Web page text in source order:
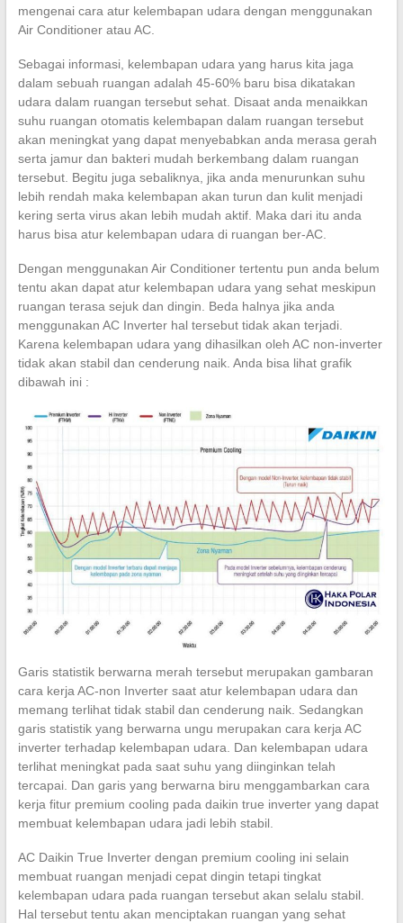
mengenai cara atur kelembapan udara dengan menggunakan
Air Conditioner atau AC.
Sebagai informasi, kelembapan udara yang harus kita jaga
dalam sebuah ruangan adalah 45-60% baru bisa dikatakan
udara dalam ruangan tersebut sehat. Disaat anda menaikkan
suhu ruangan otomatis kelembapan dalam ruangan tersebut
akan meningkat yang dapat menyebabkan anda merasa gerah
serta jamur dan bakteri mudah berkembang dalam ruangan
tersebut. Begitu juga sebaliknya, jika anda menurunkan suhu
lebih rendah maka kelembapan akan turun dan kulit menjadi
kering serta virus akan lebih mudah aktif. Maka dari itu anda
harus bisa atur kelembapan udara di ruangan ber-AC.
Dengan menggunakan Air Conditioner tertentu pun anda belum
tentu akan dapat atur kelembapan udara yang sehat meskipun
ruangan terasa sejuk dan dingin. Beda halnya jika anda
menggunakan AC Inverter hal tersebut tidak akan terjadi.
Karena kelembapan udara yang dihasilkan oleh AC non-inverter
tidak akan stabil dan cenderung naik. Anda bisa lihat grafik
dibawah ini :
Garis statistik berwarna merah tersebut merupakan gambaran
cara kerja AC-non Inverter saat atur kelembapan udara dan
memang terlihat tidak stabil dan cenderung naik. Sedangkan
garis statistik yang berwarna ungu merupakan cara kerja AC
inverter terhadap kelembapan udara. Dan kelembapan udara
terlihat meningkat pada saat suhu yang diinginkan telah
tercapai. Dan garis yang berwarna biru menggambarkan cara
kerja fitur premium cooling pada daikin true inverter yang dapat
membuat kelembapan udara jadi lebih stabil.
AC Daikin True Inverter dengan premium cooling ini selain
membuat ruangan menjadi cepat dingin tetapi tingkat
kelembapan udara pada ruangan tersebut akan selalu stabil.
Hal tersebut tentu akan menciptakan ruangan yang sehat